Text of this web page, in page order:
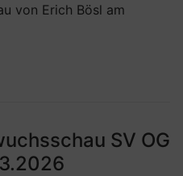
von Erich Bösl am
SV OG